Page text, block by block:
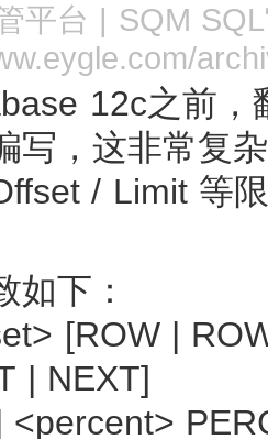
平台 | SQM
12c之前
写，这非常复
/ Limit 等
如下：
[ROW |
| NEXT]
<percent>